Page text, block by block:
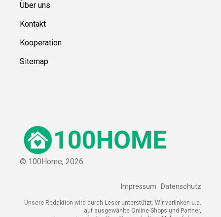
Über uns
Kontakt
Kooperation
Sitemap
© 100Home, 2026
Impressum Datenschutz
Unsere Redaktion wird durch Leser unterstützt. Wir verlinken u.a.
auf ausgewählte Online-Shops und Partner,